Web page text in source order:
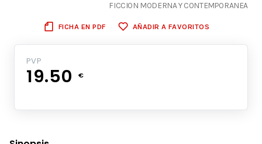
FICCION MODERNA Y CONTEMPORANEA
FICHA EN PDF AÑADIR A FAVORITOS
PVP
19.50 €